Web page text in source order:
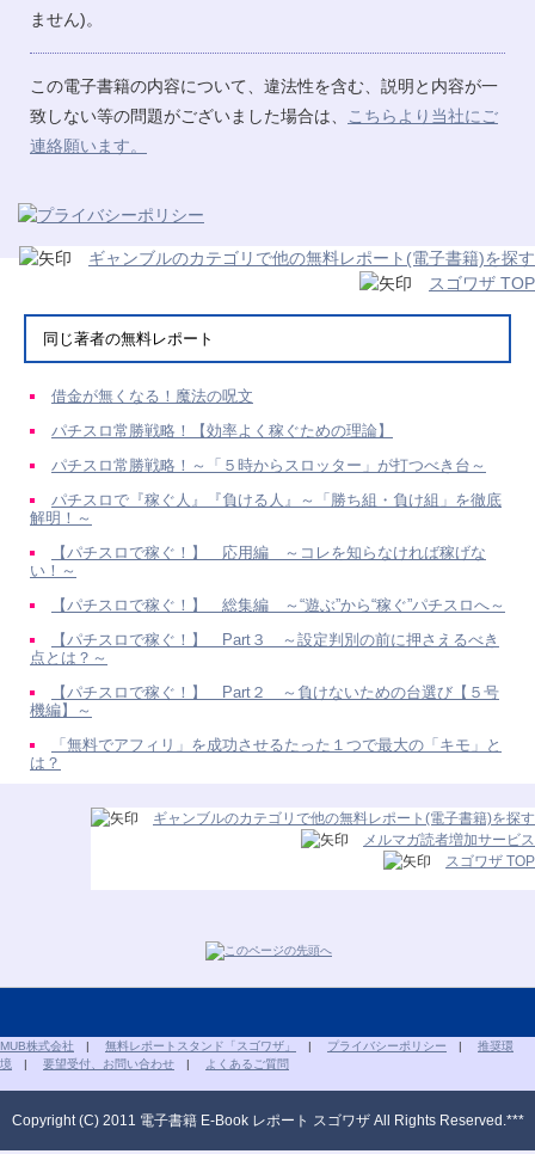
ません)。
この電子書籍の内容について、違法性を含む、説明と内容が一
致しない等の問題がございました場合は、
こちらより当社にご
連絡願います。
ギャンブルのカテゴリで他の無料レポート(電子書籍)を探す
スゴワザ TOP
同じ著者の無料レポート
借金が無くなる！魔法の呪文
パチスロ常勝戦略！【効率よく稼ぐための理論】
パチスロ常勝戦略！～「５時からスロッター」が打つべき台～
パチスロで『稼ぐ人』『負ける人』～「勝ち組・負け組」を徹底
解明！～
【パチスロで稼ぐ！】 応用編 ～コレを知らなければ稼げな
い！～
【パチスロで稼ぐ！】 総集編 ～“遊ぶ”から“稼ぐ”パチスロへ～
【パチスロで稼ぐ！】 Part３ ～設定判別の前に押さえるべき
点とは？～
【パチスロで稼ぐ！】 Part２ ～負けないための台選び【５号
機編】～
「無料でアフィリ」を成功させるたった１つで最大の「キモ」と
は？
ギャンブルのカテゴリで他の無料レポート(電子書籍)を探す
メルマガ読者増加サービス
スゴワザ TOP
MUB株式会社 | 無料レポートスタンド「スゴワザ」 | プライバシーポリシー | 推奨環
境 | 要望受付、お問い合わせ | よくあるご質問
Copyright (C) 2011 電子書籍 E-Book レポート スゴワザ All Rights Reserved.***